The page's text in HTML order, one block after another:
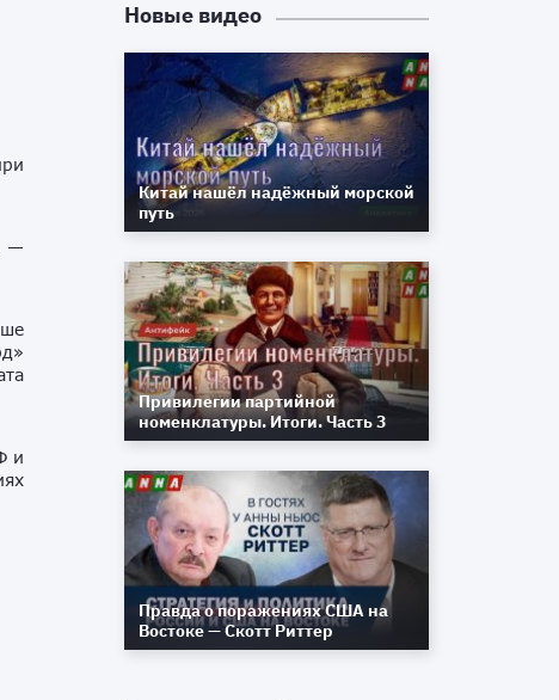
—
и
Новые видео
Китай нашёл надёжный морской
путь
Привилегии партийной
номенклатуры. Итоги. Часть 3
Правда о поражениях США на
Востоке — Скотт Риттер